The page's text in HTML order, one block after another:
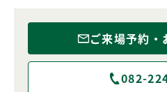
ご来場予約・
082-